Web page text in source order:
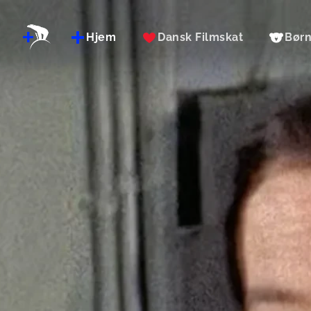
Hjem Dansk Filmskat Børn